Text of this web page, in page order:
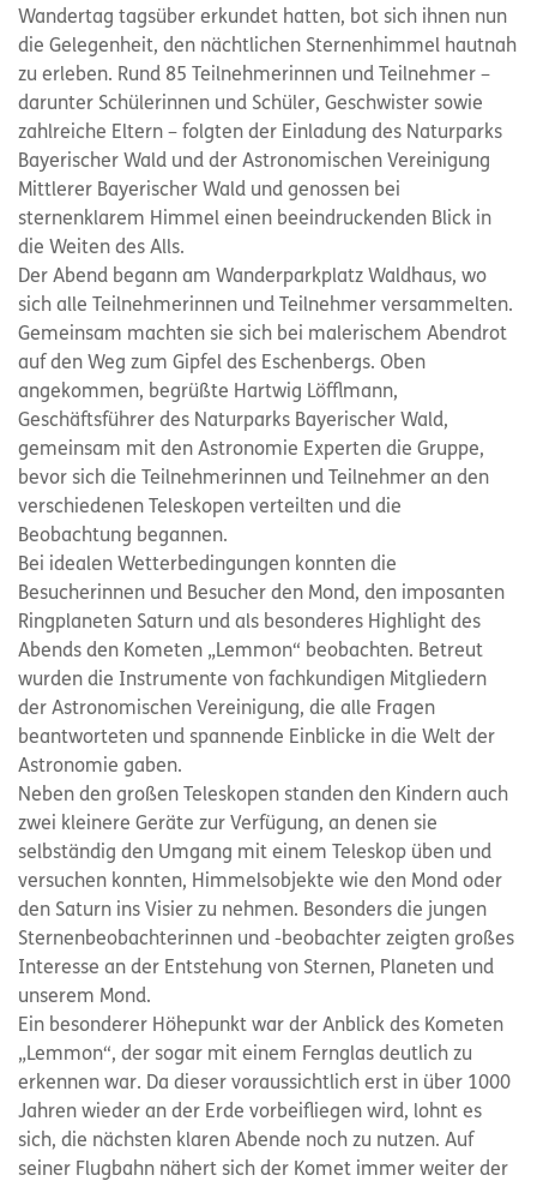
Wandertag tagsüber erkundet hatten, bot sich ihnen nun
die Gelegenheit, den nächtlichen Sternenhimmel hautnah
zu erleben. Rund 85 Teilnehmerinnen und Teilnehmer –
darunter Schülerinnen und Schüler, Geschwister sowie
zahlreiche Eltern – folgten der Einladung des Naturparks
Bayerischer Wald und der Astronomischen Vereinigung
Mittlerer Bayerischer Wald und genossen bei
sternenklarem Himmel einen beeindruckenden Blick in
die Weiten des Alls.
Der Abend begann am Wanderparkplatz Waldhaus, wo
sich alle Teilnehmerinnen und Teilnehmer versammelten.
Gemeinsam machten sie sich bei malerischem Abendrot
auf den Weg zum Gipfel des Eschenbergs. Oben
angekommen, begrüßte Hartwig Löfflmann,
Geschäftsführer des Naturparks Bayerischer Wald,
gemeinsam mit den Astronomie Experten die Gruppe,
bevor sich die Teilnehmerinnen und Teilnehmer an den
verschiedenen Teleskopen verteilten und die
Beobachtung begannen.
Bei idealen Wetterbedingungen konnten die
Besucherinnen und Besucher den Mond, den imposanten
Ringplaneten Saturn und als besonderes Highlight des
Abends den Kometen „Lemmon“ beobachten. Betreut
wurden die Instrumente von fachkundigen Mitgliedern
der Astronomischen Vereinigung, die alle Fragen
beantworteten und spannende Einblicke in die Welt der
Astronomie gaben.
Neben den großen Teleskopen standen den Kindern auch
zwei kleinere Geräte zur Verfügung, an denen sie
selbständig den Umgang mit einem Teleskop üben und
versuchen konnten, Himmelsobjekte wie den Mond oder
den Saturn ins Visier zu nehmen. Besonders die jungen
Sternenbeobachterinnen und -beobachter zeigten großes
Interesse an der Entstehung von Sternen, Planeten und
unserem Mond.
Ein besonderer Höhepunkt war der Anblick des Kometen
„Lemmon“, der sogar mit einem Fernglas deutlich zu
erkennen war. Da dieser voraussichtlich erst in über 1000
Jahren wieder an der Erde vorbeifliegen wird, lohnt es
sich, die nächsten klaren Abende noch zu nutzen. Auf
seiner Flugbahn nähert sich der Komet immer weiter der